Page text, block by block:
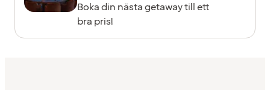
Boka din nästa getaway till ett
bra pris!